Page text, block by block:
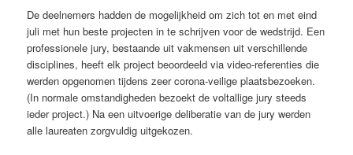
De deelnemers hadden de mogelijkheid om zich tot en met eind
juli met hun beste projecten in te schrijven voor de wedstrijd. Een
professionele jury, bestaande uit vakmensen uit verschillende
disciplines, heeft elk project beoordeeld via video-referenties die
werden opgenomen tijdens zeer corona-veilige plaatsbezoeken.
(In normale omstandigheden bezoekt de voltallige jury steeds
ieder project.) Na een uitvoerige deliberatie van de jury werden
alle laureaten zorgvuldig uitgekozen.